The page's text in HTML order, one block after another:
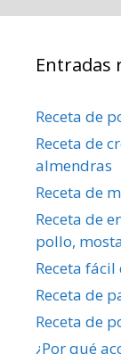
Entradas
Receta de
Receta de
almendras
Receta de
Receta de
pollo,
Receta
Receta de
Receta de
¿Por qué